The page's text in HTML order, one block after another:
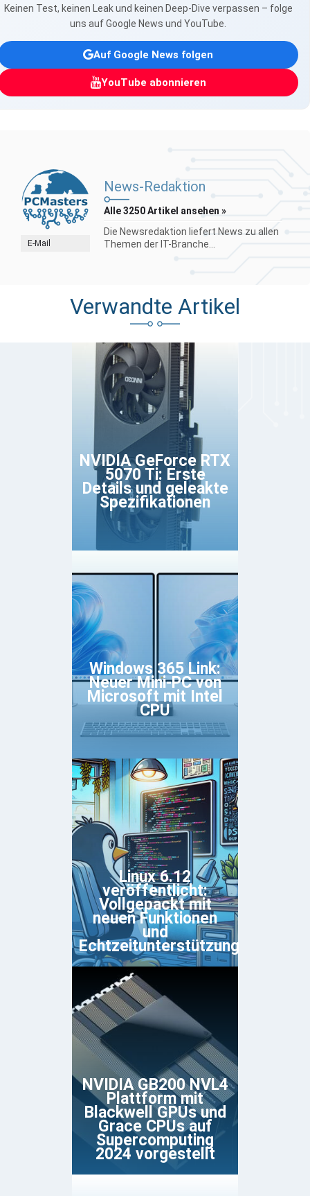
Keinen Test, keinen Leak und keinen Deep-Dive verpassen – folge
uns auf Google News und YouTube.
Auf Google News folgen
YouTube abonnieren
E-Mail
News-Redaktion
Alle 3250 Artikel ansehen »
Die Newsredaktion liefert News zu allen
Themen der IT-Branche...
Verwandte Artikel
NVIDIA GeForce RTX
5070 Ti: Erste
Details und geleakte
Spezifikationen
Windows 365 Link:
Neuer Mini-PC von
Microsoft mit Intel
CPU
Linux 6.12
veröffentlicht:
Vollgepackt mit
neuen Funktionen
und
Echtzeitunterstützung
NVIDIA GB200 NVL4
Plattform mit
Blackwell GPUs und
Grace CPUs auf
Supercomputing
2024 vorgestellt